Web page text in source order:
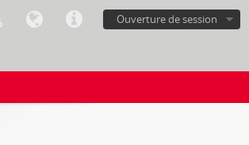
Ouverture de session